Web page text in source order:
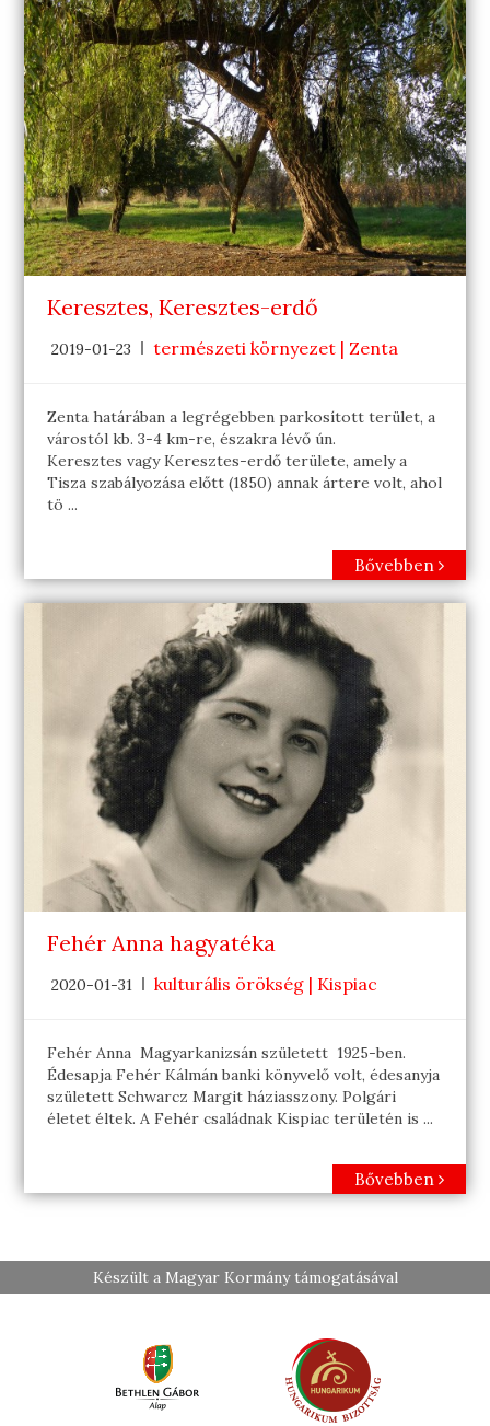
Keresztes, Keresztes-erdő
2019-01-23 természeti környezet | Zenta
Zenta határában a legrégebben parkosított terület, a
várostól kb. 3-4 km-re, északra lévő ún.
Keresztes vagy Keresztes-erdő területe, amely a
Tisza szabályozása előtt (1850) annak ártere volt, ahol
tö ...
Bővebben
Fehér Anna hagyatéka
2020-01-31 kulturális örökség | Kispiac
Fehér Anna Magyarkanizsán született 1925-ben.
Édesapja Fehér Kálmán banki könyvelő volt, édesanyja
született Schwarcz Margit háziasszony. Polgári
életet éltek. A Fehér családnak Kispiac területén is ...
Bővebben
Készült a Magyar Kormány támogatásával